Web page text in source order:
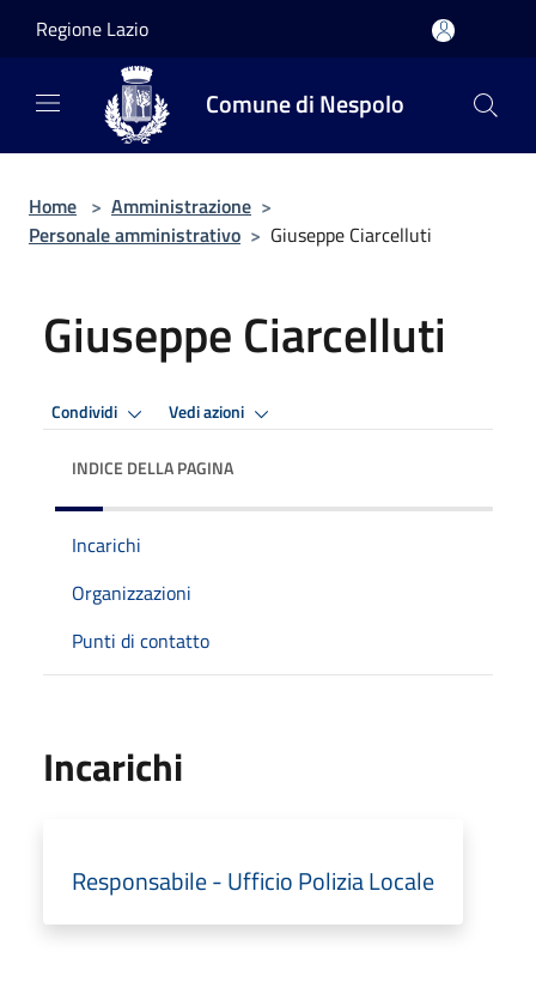
Regione Lazio
Comune di Nespolo
Home > Amministrazione >
Personale amministrativo > Giuseppe Ciarcelluti
Giuseppe Ciarcelluti
Condividi Vedi azioni
INDICE DELLA PAGINA
Incarichi
Organizzazioni
Punti di contatto
Incarichi
Responsabile - Ufficio Polizia Locale